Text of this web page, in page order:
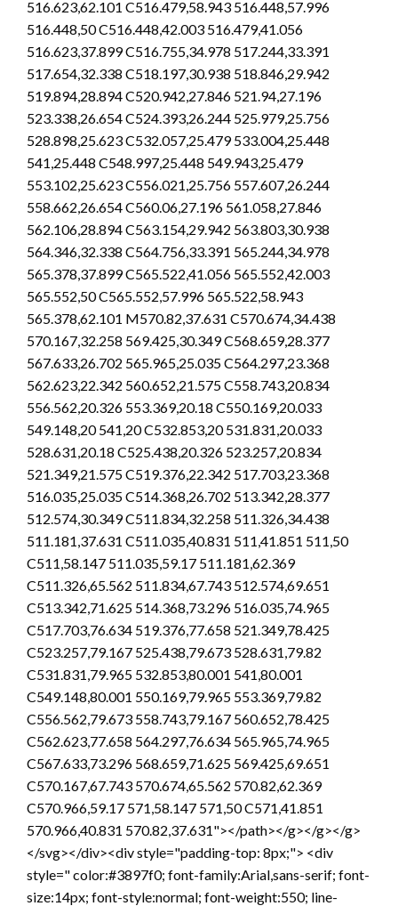
516.623,62.101 C516.479,58.943 516.448,57.996
516.448,50 C516.448,42.003 516.479,41.056
516.623,37.899 C516.755,34.978 517.244,33.391
517.654,32.338 C518.197,30.938 518.846,29.942
519.894,28.894 C520.942,27.846 521.94,27.196
523.338,26.654 C524.393,26.244 525.979,25.756
528.898,25.623 C532.057,25.479 533.004,25.448
541,25.448 C548.997,25.448 549.943,25.479
553.102,25.623 C556.021,25.756 557.607,26.244
558.662,26.654 C560.06,27.196 561.058,27.846
562.106,28.894 C563.154,29.942 563.803,30.938
564.346,32.338 C564.756,33.391 565.244,34.978
565.378,37.899 C565.522,41.056 565.552,42.003
565.552,50 C565.552,57.996 565.522,58.943
565.378,62.101 M570.82,37.631 C570.674,34.438
570.167,32.258 569.425,30.349 C568.659,28.377
567.633,26.702 565.965,25.035 C564.297,23.368
562.623,22.342 560.652,21.575 C558.743,20.834
556.562,20.326 553.369,20.18 C550.169,20.033
549.148,20 541,20 C532.853,20 531.831,20.033
528.631,20.18 C525.438,20.326 523.257,20.834
521.349,21.575 C519.376,22.342 517.703,23.368
516.035,25.035 C514.368,26.702 513.342,28.377
512.574,30.349 C511.834,32.258 511.326,34.438
511.181,37.631 C511.035,40.831 511,41.851 511,50
C511,58.147 511.035,59.17 511.181,62.369
C511.326,65.562 511.834,67.743 512.574,69.651
C513.342,71.625 514.368,73.296 516.035,74.965
C517.703,76.634 519.376,77.658 521.349,78.425
C523.257,79.167 525.438,79.673 528.631,79.82
C531.831,79.965 532.853,80.001 541,80.001
C549.148,80.001 550.169,79.965 553.369,79.82
C556.562,79.673 558.743,79.167 560.652,78.425
C562.623,77.658 564.297,76.634 565.965,74.965
C567.633,73.296 568.659,71.625 569.425,69.651
C570.167,67.743 570.674,65.562 570.82,62.369
C570.966,59.17 571,58.147 571,50 C571,41.851
570.966,40.831 570.82,37.631"></path></g></g></g>
</svg></div><div style="padding-top: 8px;"> <div
style=" color:#3897f0; font-family:Arial,sans-serif; font-
size:14px; font-style:normal; font-weight:550; line-